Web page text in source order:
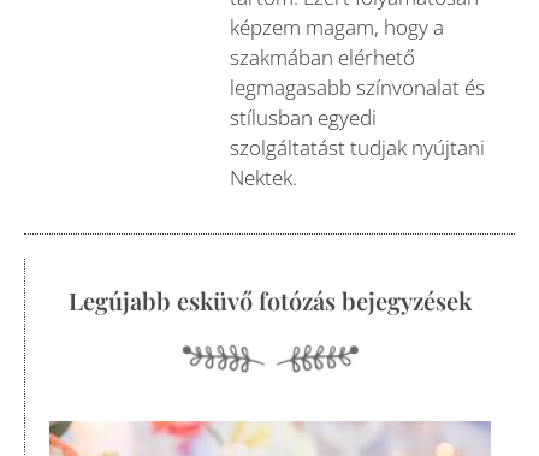
képzem magam, hogy a
szakmában elérhető
legmagasabb színvonalat és
stílusban egyedi
szolgáltatást tudjak nyújtani
Nektek.
Legújabb esküvő fotózás bejegyzések